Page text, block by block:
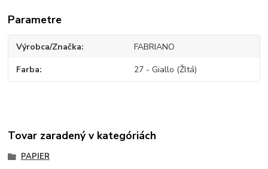
Parametre
Výrobca/Značka FABRIANO
Farba 27 - Giallo (Žltá)
Tovar zaradený v kategóriách
PAPIER